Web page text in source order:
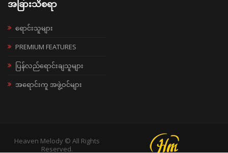
အခြားသိစရာ
ရောင်းသူများ
PREMIUM FEATURES
ပြန်လည်ရောင်းချသူများ
အရောင်းကူ အဖွဲ့ဝင်များ
Heaven Melody © All Rights
Reserved.